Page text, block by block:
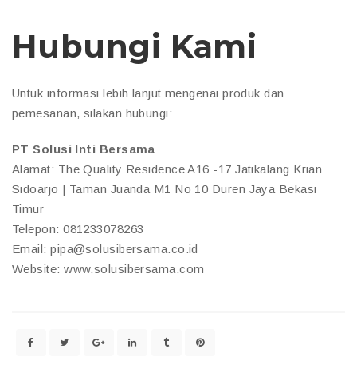
Hubungi Kami
Untuk informasi lebih lanjut mengenai produk dan
pemesanan, silakan hubungi:
PT Solusi Inti Bersama
Alamat: The Quality Residence A16 -17 Jatikalang Krian
Sidoarjo | Taman Juanda M1 No 10 Duren Jaya Bekasi
Timur
Telepon: 081233078263
Email: pipa@solusibersama.co.id
Website: www.solusibersama.com